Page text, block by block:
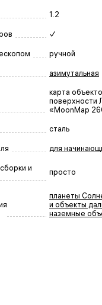
1.2
✓
ручной
азимутальная
карта
поверхности
«MoonMap
сталь
для
и
просто
планеты
и объекты
наземные